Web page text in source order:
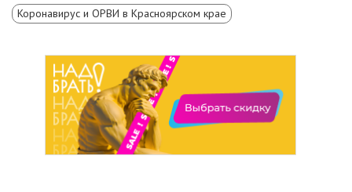
Коронавирус и ОРВИ в Красноярском крае